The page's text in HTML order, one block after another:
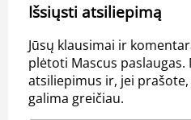
Išsiųsti atsiliepimą
Jūsų klausimai ir
plėtoti Mascus paslaugas.
atsiliepimus ir, jei
galima greičiau.